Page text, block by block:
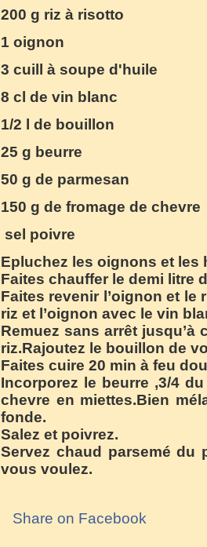
200 g riz à risotto
1 oignon
3 cuill à soupe d'huile
8 cl de vin blanc
1/2 l de bouillon
25 g beurre
50 g de parmesan
150 g de fromage de chevre
sel poivre
Epluchez les oignons et les
Faites chauffer le demi litre
Faites revenir l’oignon et
riz et l’oignon avec le vin
Remuez sans arrêt
riz.Rajoutez le bouillon de
Faites cuire 20 min à feu
Incorporez le beurre ,3/4
chevre en miettes.Bien
fonde.
Salez et poivrez.
Servez chaud parsemé du
vous voulez.
Share on Facebook